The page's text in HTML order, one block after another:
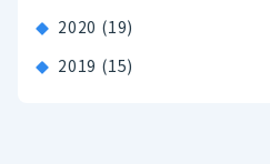
2020 (19)
2019 (15)